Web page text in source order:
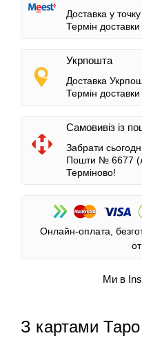
Доставка у
Термін доставки
Укрпошта
Доставка
Термін доставки
Самовивіз із
Забрати
Пошти № 6677
Терміново!
Онлайн-оплата,
Ми в
З картами